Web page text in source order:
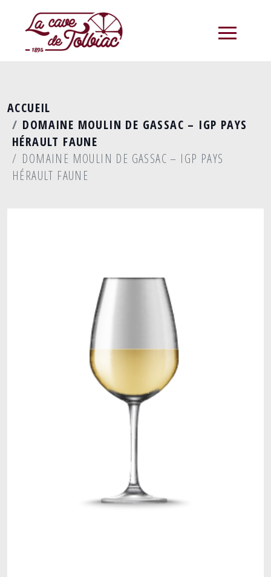
ACCUEIL
DOMAINE MOULIN DE GASSAC – IGP PAYS
HÉRAULT FAUNE
DOMAINE MOULIN DE GASSAC – IGP PAYS
HÉRAULT FAUNE